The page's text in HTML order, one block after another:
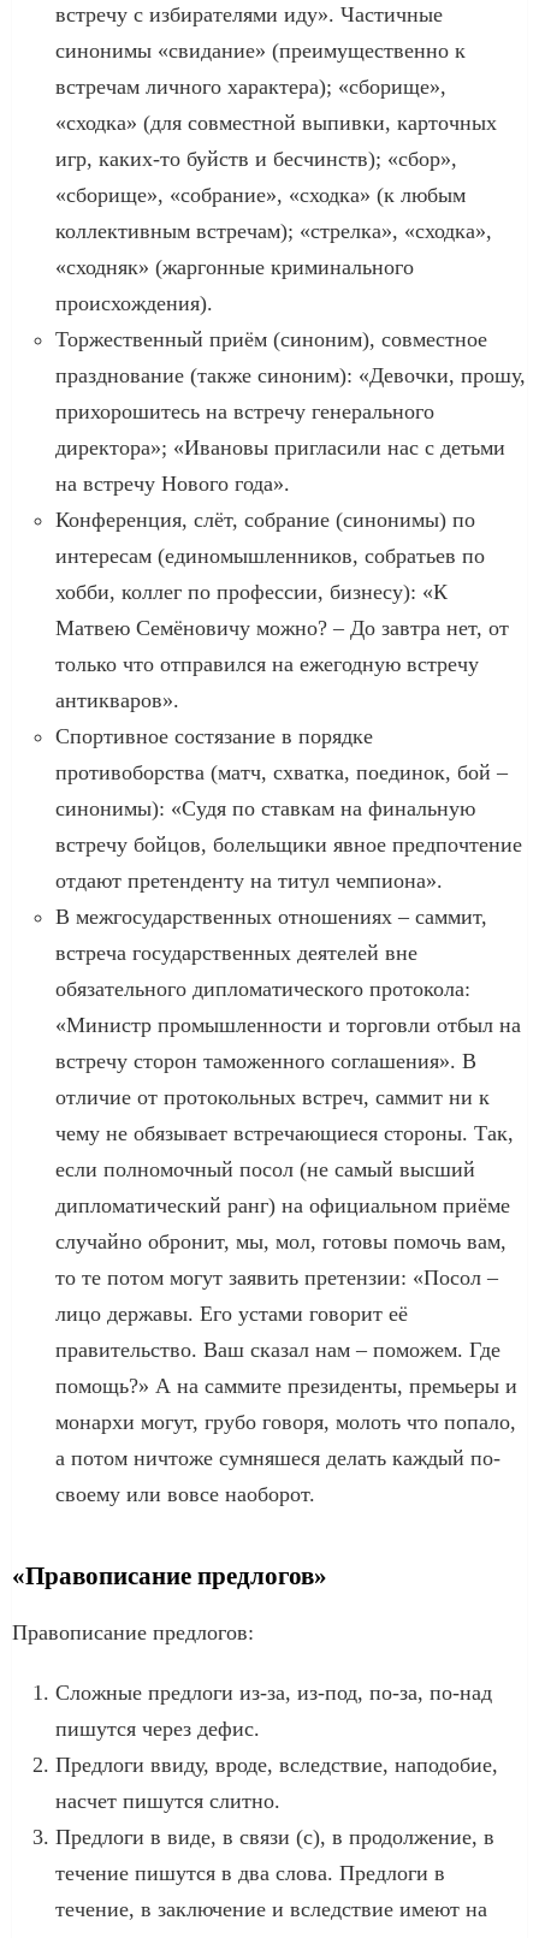
встречу с избирателями иду». Частичные
синонимы «свидание» (преимущественно к
встречам личного характера); «сборище»,
«сходка» (для совместной выпивки, карточных
игр, каких-то буйств и бесчинств); «сбор»,
«сборище», «собрание», «сходка» (к любым
коллективным встречам); «стрелка», «сходка»,
«сходняк» (жаргонные криминального
происхождения).
Торжественный приём (синоним), совместное
празднование (также синоним): «Девочки, прошу,
прихорошитесь на встречу генерального
директора»; «Ивановы пригласили нас с детьми
на встречу Нового года».
Конференция, слёт, собрание (синонимы) по
интересам (единомышленников, собратьев по
хобби, коллег по профессии, бизнесу): «К
Матвею Семёновичу можно? – До завтра нет, от
только что отправился на ежегодную встречу
антикваров».
Спортивное состязание в порядке
противоборства (матч, схватка, поединок, бой –
синонимы): «Судя по ставкам на финальную
встречу бойцов, болельщики явное предпочтение
отдают претенденту на титул чемпиона».
В межгосударственных отношениях – саммит,
встреча государственных деятелей вне
обязательного дипломатического протокола:
«Министр промышленности и торговли отбыл на
встречу сторон таможенного соглашения». В
отличие от протокольных встреч, саммит ни к
чему не обязывает встречающиеся стороны. Так,
если полномочный посол (не самый высший
дипломатический ранг) на официальном приёме
случайно обронит, мы, мол, готовы помочь вам,
то те потом могут заявить претензии: «Посол –
лицо державы. Его устами говорит её
правительство. Ваш сказал нам – поможем. Где
помощь?» А на саммите президенты, премьеры и
монархи могут, грубо говоря, молоть что попало,
а потом ничтоже сумняшеся делать каждый по-
своему или вовсе наоборот.
«Правописание предлогов»
Правописание предлогов:
Сложные предлоги из-за, из-под, по-за, по-над
пишутся через дефис.
Предлоги ввиду, вроде, вследствие, наподобие,
насчет пишутся слитно.
Предлоги в виде, в связи (с), в продолжение, в
течение пишутся в два слова. Предлоги в
течение, в заключение и вследствие имеют на